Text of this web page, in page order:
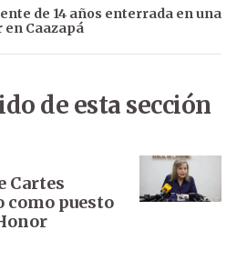
de 14 años enterrada en una
Caazapá
de esta sección
Cartes
puesto